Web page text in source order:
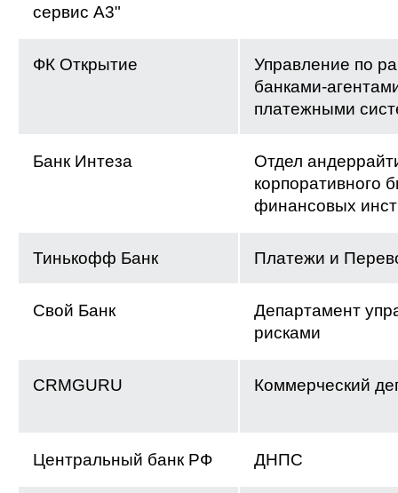
сервис А3"
ФК Открытие
Управление по
банками-
платежными
Банк Интеза
Отдел
корпоративного
финансовых
Тинькофф Банк Платежи и
Свой Банк
Департамент
рисками
CRMGURU Коммерческий
Центральный банк РФ ДНПС